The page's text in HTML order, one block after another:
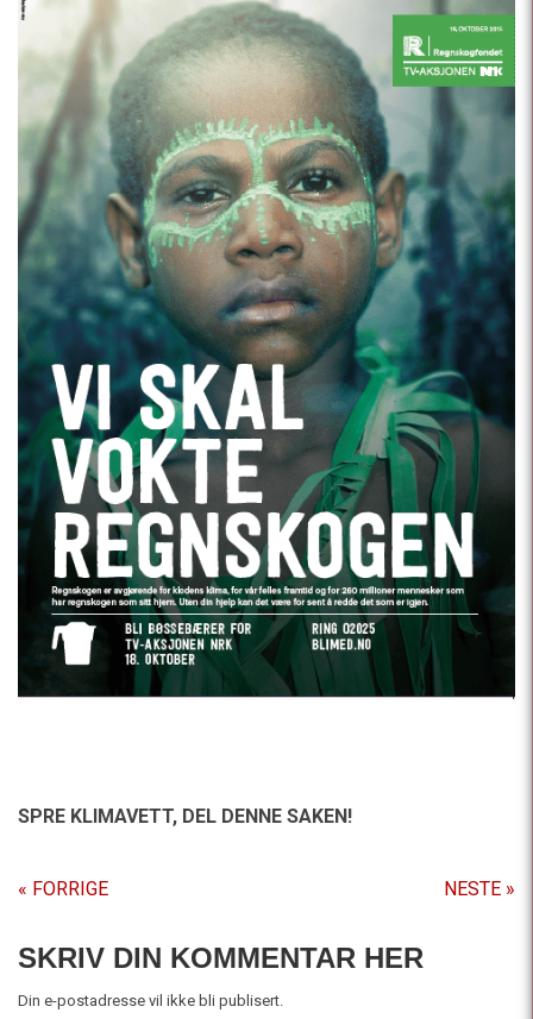
SPRE KLIMAVETT, DEL DENNE SAKEN!
« FORRIGE NESTE »
SKRIV DIN KOMMENTAR HER
Din e-postadresse vil ikke bli publisert.